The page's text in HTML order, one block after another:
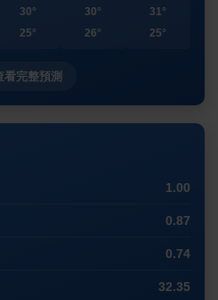
30°
25°
30°
26°
31°
25°
看完整預測
1.00
0.87
0.74
32.35